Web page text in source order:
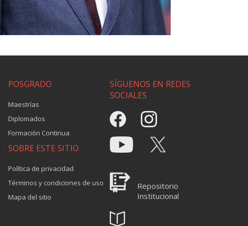
POSGRADO
Maestrías
Diplomados
Formación Continua
SOBRE ESTE SITIO
Política de privacidad
Términos y condiciones de uso
Mapa del sitio
SÍGUENOS EN REDES
SOCIALES
Repositorio
Institucional